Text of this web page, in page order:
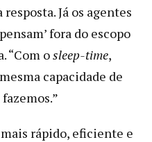
Já os agentes
fora do escopo
“Com osleep-time,
capacidade de
rápido, eficiente e